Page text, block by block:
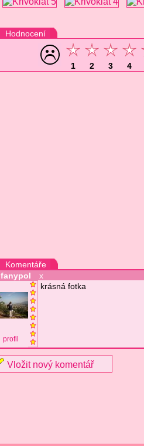
Hodnocení
1 2 3 4
Komentáře
fanypol
x
profil
krásná fotka
Vložit nový komentář